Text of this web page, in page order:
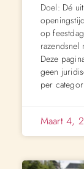
Doel: Dé
op
razendsnel
Deze
geen
per
Maart 4,